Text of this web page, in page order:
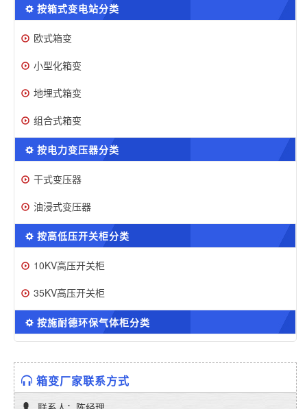
按箱式变电站分类
欧式箱变
小型化箱变
地埋式箱变
组合式箱变
按电力变压器分类
干式变压器
油浸式变压器
按高低压开关柜分类
10KV高压开关柜
35KV高压开关柜
按施耐德环保气体柜分类
箱变厂家联系方式